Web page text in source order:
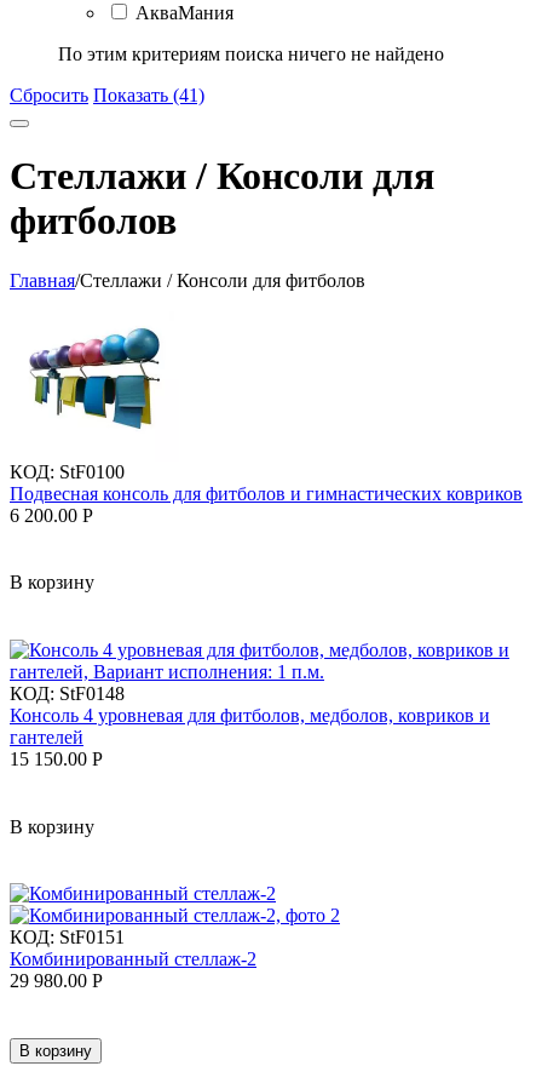
АкваМания
По этим критериям поиска ничего не найдено
Сбросить Показать (41)
Стеллажи / Консоли для
фитболов
Главная/Стеллажи / Консоли для фитболов
КОД: StF0100
Подвесная консоль для фитболов и гимнастических ковриков
6 200.00 Р
В корзину
КОД: StF0148
Консоль 4 уровневая для фитболов, медболов, ковриков и
гантелей
15 150.00 Р
В корзину
КОД: StF0151
Комбинированный стеллаж-2
29 980.00 Р
В корзину